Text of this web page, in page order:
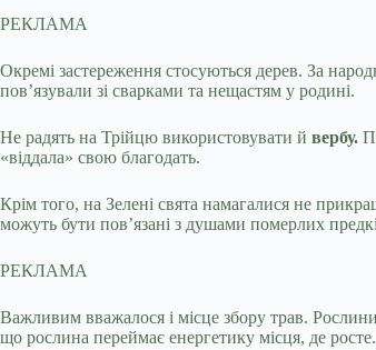
РЕКЛАМА
Окремі застереження стосуються дерев. За
пов’язували зі сварками та нещастям у родині.
Не радять на Трійцю використовувати й вербу.
«віддала» свою благодать.
Крім того, на Зелені свята намагалися не
можуть бути пов’язані з душами померлих
РЕКЛАМА
Важливим вважалося і місце збору трав.
що рослина переймає енергетику місця, де росте.